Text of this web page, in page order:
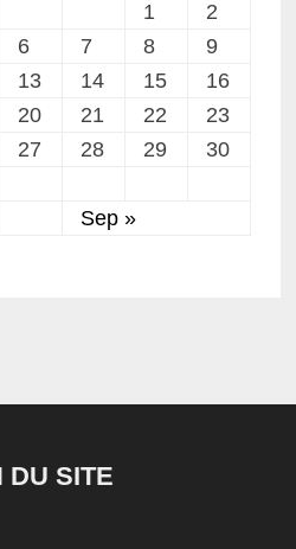
1
2
6 7 8
9
13 14 15
16
20 21 22
23
27 28 29
30
Sep »
DU SITE